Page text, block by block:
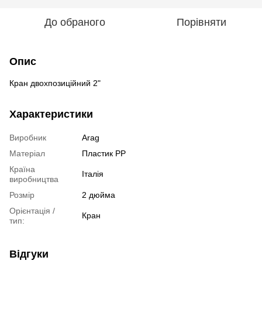
До обраного Порівняти
Опис
Кран двохпозиційний 2"
Характеристики
Виробник
Arag
Матеріал
Пластик РР
Країна
виробництва
Італія
Розмір
2 дюйма
Орієнтація /
тип:
Кран
Відгуки